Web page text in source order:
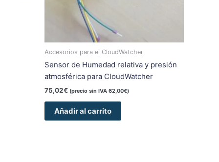
Accesorios para el CloudWatcher
Sensor de Humedad relativa y presión
atmosférica para CloudWatcher
75,02€ (precio sin IVA 62,00€)
Añadir al carrito